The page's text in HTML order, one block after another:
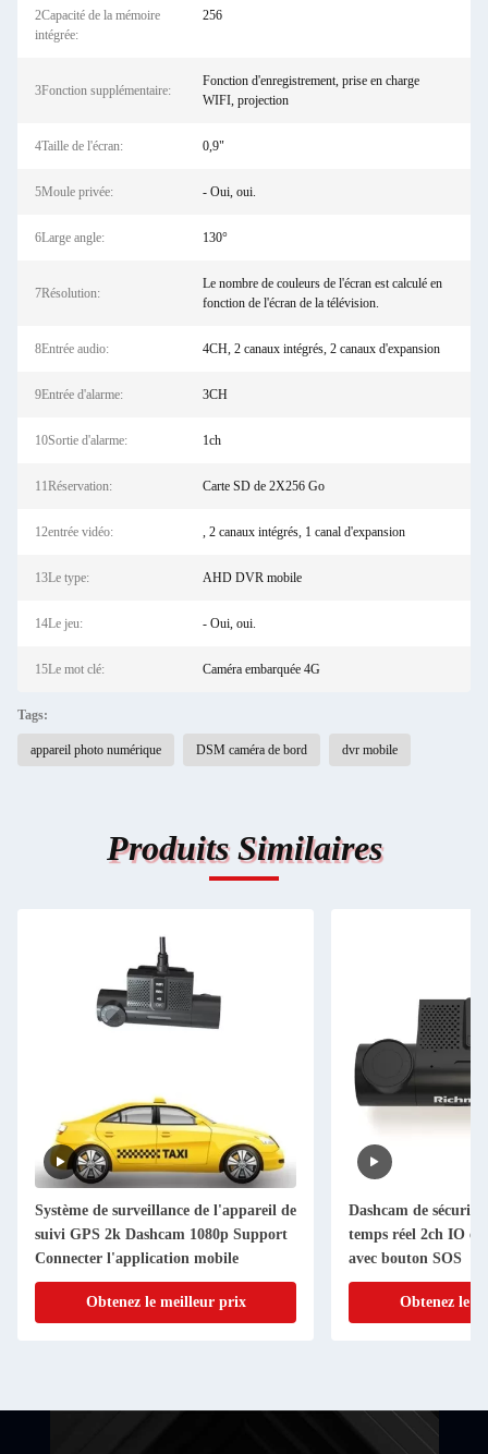
2Capacité de la mémoire
intégrée:
256
3Fonction supplémentaire:
Fonction d'enregistrement, prise en charge
WIFI, projection
4Taille de l'écran: 0,9"
5Moule privée: - Oui, oui.
6Large angle: 130°
7Résolution:
Le nombre de couleurs de l'écran est calculé en
fonction de l'écran de la télévision.
8Entrée audio: 4CH, 2 canaux intégrés, 2 canaux d'expansion
9Entrée d'alarme: 3CH
10Sortie d'alarme: 1ch
11Réservation: Carte SD de 2X256 Go
12entrée vidéo: , 2 canaux intégrés, 1 canal d'expansion
13Le type: AHD DVR mobile
14Le jeu: - Oui, oui.
15Le mot clé: Caméra embarquée 4G
Tags:
appareil photo numérique DSM caméra de bord dvr mobile
Produits Similaires
Système de surveillance de l'appareil de
suivi GPS 2k Dashcam 1080p Support
Connecter l'application mobile
Obtenez le meilleur prix
Dashcam de
temps réel 2ch IO
avec bouton SOS
Obtenez le